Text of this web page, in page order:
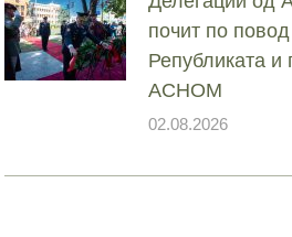
почит по
Републиката и
АСНОМ
02.08.2026